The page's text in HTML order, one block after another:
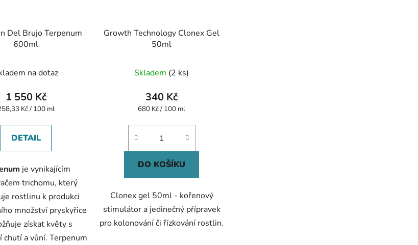
Del Brujo Terpenum
600ml
na dotaz
1 550 Kč
Kč / 100 ml
DETAIL
je vynikajícím
trichomu, který
rostlinu k produkci
množství pryskyřice
získat květy s
chutí a vůní. Terpenum
Growth Technology Clonex Gel
50ml
Skladem (2 ks)
340 Kč
Měrná
680 Kč / 100 ml
DO KOŠÍKU
Clonex gel 50ml - kořenový
stimulátor a jedinečný přípravek
pro kolonování či řízkování rostlin.